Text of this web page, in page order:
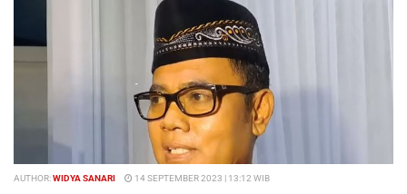
AUTHOR:WIDYA SANARI 14 SEPTEMBER 2023 | 13:12 WIB